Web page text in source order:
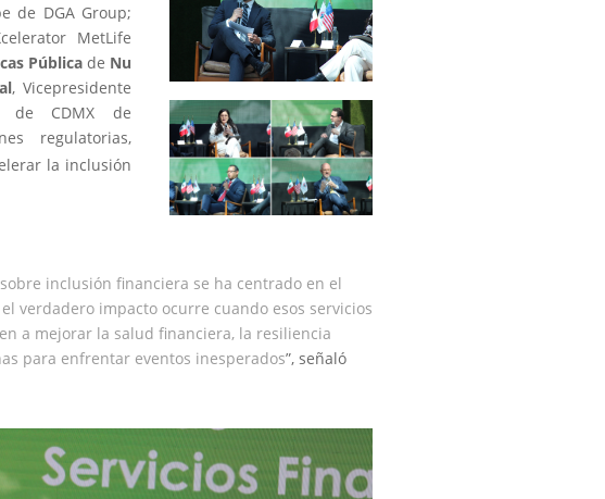
de DGA Group;
MetLife
Pública de Nu
, Vicepresidente
de CDMX de
regulatorias,
la inclusión
inclusión financiera se ha centrado en el
verdadero impacto ocurre cuando esos servicios
a mejorar la salud financiera, la resiliencia
para enfrentar eventos inesperados”, señaló